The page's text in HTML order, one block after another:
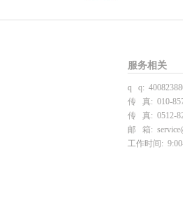
服务相关
q q:
传 真: 010-
传 真: 0512-
邮 箱:
工作时间: